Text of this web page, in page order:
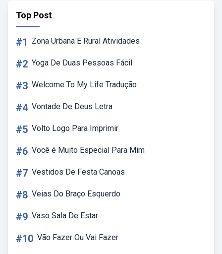
Top Post
#1 Zona Urbana E Rural Atividades
#2 Yoga De Duas Pessoas Fácil
#3 Welcome To My Life Tradução
#4 Vontade De Deus Letra
#5 Volto Logo Para Imprimir
#6 Você é Muito Especial Para Mim
#7 Vestidos De Festa Canoas
#8 Veias Do Braço Esquerdo
#9 Vaso Sala De Estar
#10 Vão Fazer Ou Vai Fazer